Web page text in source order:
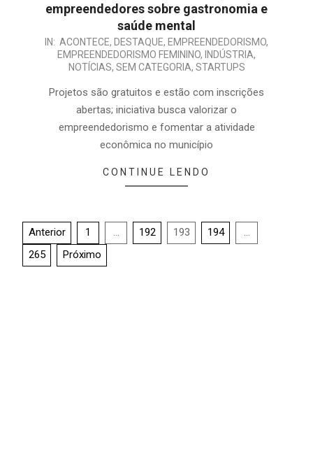
empreendedores sobre gastronomia e
saúde mental
IN: ACONTECE, DESTAQUE, EMPREENDEDORISMO,
EMPREENDEDORISMO FEMININO, INDÚSTRIA,
NOTÍCIAS, SEM CATEGORIA, STARTUPS
Projetos são gratuitos e estão com inscrições
abertas; iniciativa busca valorizar o
empreendedorismo e fomentar a atividade
econômica no município
CONTINUE LENDO
Anterior 1 … 192 193 194
…
265
Próximo